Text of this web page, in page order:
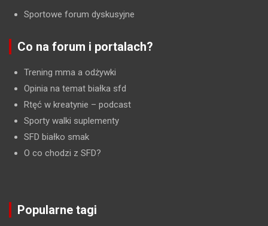
Sportowe forum dyskusyjne
Co na forum i portalach?
Trening mma a odżywki
Opinia na temat białka sfd
Rtęć w kreatynie – podcast
Sporty walki suplementy
SFD białko smak
O co chodzi z SFD?
Popularne tagi